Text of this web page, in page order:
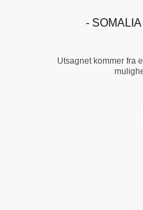
-
Utsagnet kommer fra